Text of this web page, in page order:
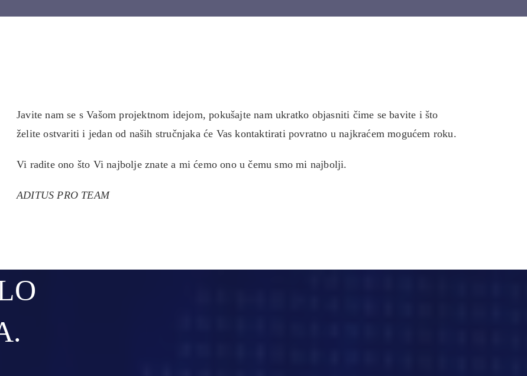
Javite nam se s Vašom projektnom idejom, pokušajte nam ukratko objasniti čime se bavite i što
želite ostvariti i jedan od naših stručnjaka će Vas kontaktirati povratno u najkraćem mogućem roku.
Vi radite ono što Vi najbolje znate a mi ćemo ono u čemu smo mi najbolji.
ADITUS PRO TEAM